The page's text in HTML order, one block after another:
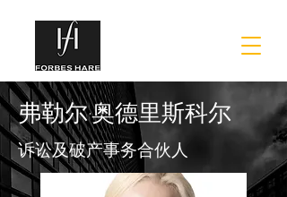
弗勒尔·奥德里斯科尔
诉讼及破产事务合伙人